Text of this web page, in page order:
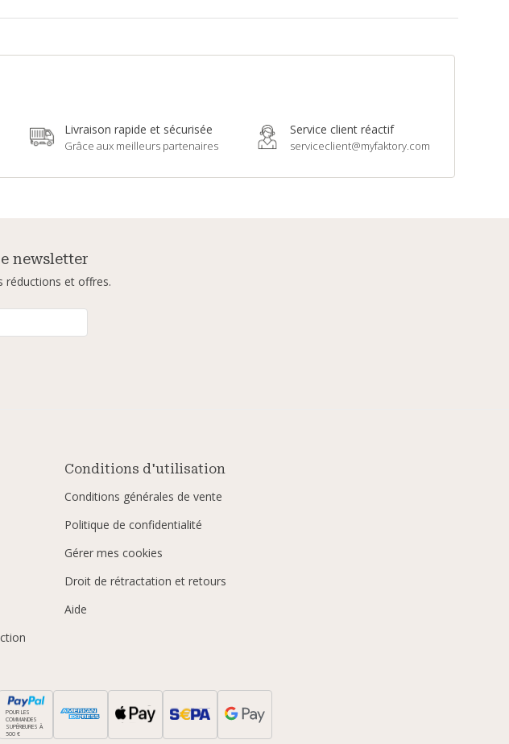
Livraison rapide et sécurisée
Grâce aux meilleurs partenaires
Service client réactif
serviceclient@myfaktory.com
newsletter
réductions et offres.
Conditions d'utilisation
Conditions générales de vente
Politique de confidentialité
Gérer mes cookies
Droit de rétractation et retours
Aide
POUR LES
COMMANDES
SUPÉRIEURES À
500 €